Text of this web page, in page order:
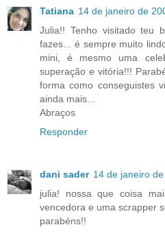
Tatiana 14 de janeiro de
Julia!! Tenho visitado teu
fazes... é sempre muito
mini, é mesmo uma
superação e vitória!!!
forma como conseguistes
ainda mais...
Abraços
Responder
dani sader 14 de janeiro
julia! nossa que coisa
vencedora e uma scrapper
parabéns!!